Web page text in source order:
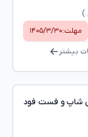
مهلت:۱۴۰۵/۳/۳۰
بیشتر
شاپ و فست فود